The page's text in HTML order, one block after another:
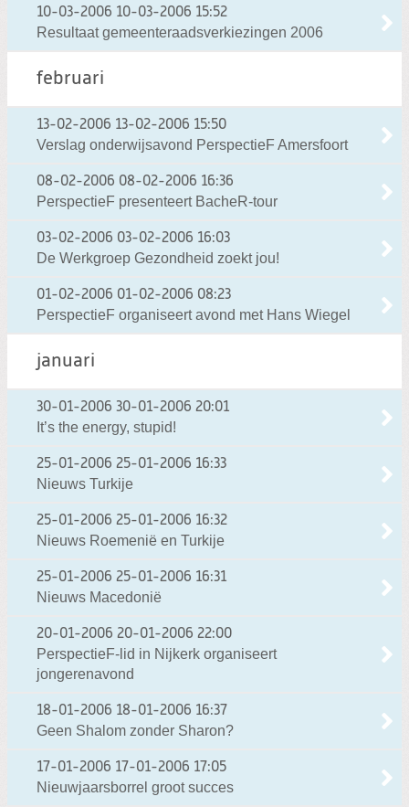
10-03-2006 10-03-2006 15:52
Resultaat gemeenteraadsverkiezingen 2006
februari
13-02-2006 13-02-2006 15:50
Verslag onderwijsavond PerspectieF Amersfoort
08-02-2006 08-02-2006 16:36
PerspectieF presenteert BacheR-tour
03-02-2006 03-02-2006 16:03
De Werkgroep Gezondheid zoekt jou!
01-02-2006 01-02-2006 08:23
PerspectieF organiseert avond met Hans Wiegel
januari
30-01-2006 30-01-2006 20:01
It’s the energy, stupid!
25-01-2006 25-01-2006 16:33
Nieuws Turkije
25-01-2006 25-01-2006 16:32
Nieuws Roemenië en Turkije
25-01-2006 25-01-2006 16:31
Nieuws Macedonië
20-01-2006 20-01-2006 22:00
PerspectieF-lid in Nijkerk organiseert
jongerenavond
18-01-2006 18-01-2006 16:37
Geen Shalom zonder Sharon?
17-01-2006 17-01-2006 17:05
Nieuwjaarsborrel groot succes